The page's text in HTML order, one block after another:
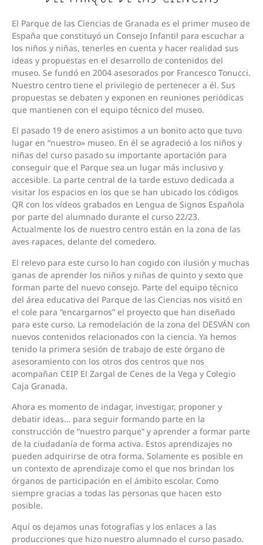
El Parque de las Ciencias de Granada es el primer museo de
España que constituyó un Consejo Infantil para escuchar a
los niños y niñas, tenerles en cuenta y hacer realidad sus
ideas y propuestas en el desarrollo de contenidos del
museo. Se fundó en 2004 asesorados por Francesco Tonucci.
Nuestro centro tiene el privilegio de pertenecer a él. Sus
propuestas se debaten y exponen en reuniones periódicas
que mantienen con el equipo técnico del museo.
El pasado 19 de enero asistimos a un bonito acto que tuvo
lugar en “nuestro» museo. En él se agradeció a los niños y
niñas del curso pasado su importante aportación para
conseguir que el Parque sea un lugar más inclusivo y
accesible. La parte central de la tarde estuvo dedicada a
visitar los espacios en los que se han ubicado los códigos
QR con los vídeos grabados en Lengua de Signos Española
por parte del alumnado durante el curso 22/23.
Actualmente los de nuestro centro están en la zona de las
aves rapaces, delante del comedero.
El relevo para este curso lo han cogido con ilusión y muchas
ganas de aprender los niños y niñas de quinto y sexto que
forman parte del nuevo consejo. Parte del equipo técnico
del área educativa del Parque de las Ciencias nos visitó en
el cole para “encargarnos” el proyecto que han diseñado
para este curso. La remodelación de la zona del DESVÁN con
nuevos contenidos relacionados con la ciencia. Ya hemos
tenido la primera sesión de trabajo de este órgano de
asesoramiento con los otros dos centros que nos
acompañan CEIP El Zargal de Cenes de la Vega y Colegio
Caja Granada.
Ahora es momento de indagar, investigar, proponer y
debatir ideas… para seguir formando parte en la
construcción de “nuestro parque” y aprender a formar parte
de la ciudadanía de forma activa. Estos aprendizajes no
pueden adquirirse de otra forma. Solamente es posible en
un contexto de aprendizaje como el que nos brindan los
órganos de participación en el ámbito escolar. Como
siempre gracias a todas las personas que hacen esto
posible.
Aquí os dejamos unas fotografías y los enlaces a las
producciones que hizo nuestro alumnado el curso pasado.